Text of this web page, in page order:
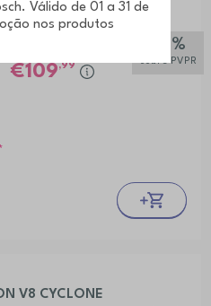
-31%
sobre PVPR
109,99
V8 CYCLONE